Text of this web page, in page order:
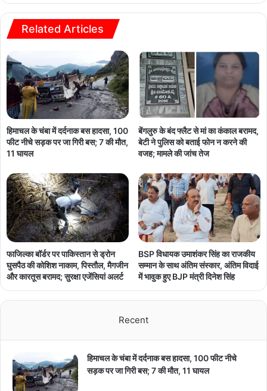
Related Articles
हिमाचल के चंबा में दर्दनाक बस हादसा, 100
फीट नीचे सड़क पर जा गिरी बस; 7 की मौत,
11 घायल
बेंगलुरु के बंद फ्लैट से मां का कंकाल बरामद,
बेटी ने पुलिस को बताई फोन न करने की
वजह; मामले की जांच तेज
फाजिल्का बॉर्डर पर पाकिस्तान से ड्रोन
घुसपैठ की कोशिश नाकाम, पिस्तौल, मैगजीन
और कारतूस बरामद; सुरक्षा एजेंसियां अलर्ट
BSP विधायक उमाशंकर सिंह का राजकीय
सम्मान के साथ अंतिम संस्कार, अंतिम विदाई
में भावुक हुए BJP मंत्री दिनेश सिंह
Recent
हिमाचल के चंबा में दर्दनाक बस हादसा, 100 फीट नीचे
सड़क पर जा गिरी बस; 7 की मौत, 11 घायल